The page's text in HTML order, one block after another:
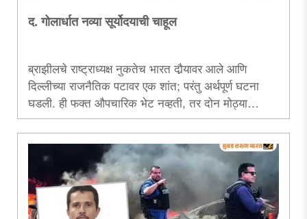
द. गोलार्धात नव्या सूर्योदयाची चाहूल
ब्राझीलचे राष्ट्राध्यक्ष नुकतेच भारत दौर्‍यावर आले आणि
दिल्लीच्या राजनैतिक पटावर एक शांत; परंतु अर्थपूर्ण घटना
घडली. ही फक्त औपचारिक भेट नव्हती, तर दोन मोठ्या
लोकशाही, दोन उदयोन्मुख अर्थव्यवस्था आणि ‘ग्लोबल साऊथ’चे
प्रतिनिधी एकत्र येत, नव्या समीकरणांची ती नांदी ठरली...